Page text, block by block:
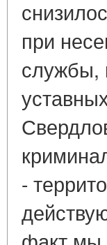
при
службы,
-